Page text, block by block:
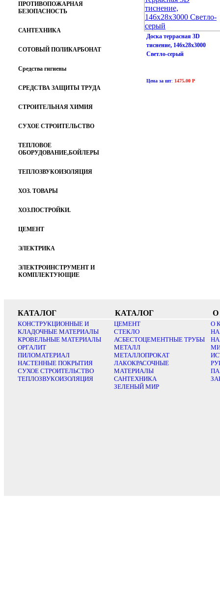
ПРОТИВОПОЖАРНАЯ
БЕЗОПАСНОСТЬ
САНТЕХНИКА
СОТОВЫЙ ПОЛИКАРБОНАТ
Средства гигиены
СРЕДСТВА ЗАЩИТЫ ТРУДА
СТРОИТЕЛЬНАЯ ХИМИЯ
СУХОЕ СТРОИТЕЛЬСТВО
ТЕПЛОВОЕ
ОБОРУДОВАНИЕ,БОЙЛЕРЫ
ТЕПЛОЗВУКОИЗОЛЯЦИЯ
ХОЗ. ТОВАРЫ
ХОЗ.ПОСТРОЙКИ.
ЦЕМЕНТ
ЭЛЕКТРИКА
ЭЛЕКТРОИНСТРУМЕНТ И
КОМПЛЕКТУЮЩИЕ
Доска террасная 3D
тиснение, 146х28х3000
Светло-серый
Цена за шт: 1475.00 Р
КАТАЛОГ КАТАЛОГ О
КОНСТРУКЦИОННЫЕ И
КЛАДОЧНЫЕ МАТЕРИАЛЫ
КРОВЕЛЬНЫЕ МАТЕРИАЛЫ
ОРГАЛИТ
ПИЛОМАТЕРИАЛ
НАСТЕННЫЕ ПОКРЫТИЯ
СУХОЕ СТРОИТЕЛЬСТВО
ТЕПЛОЗВУКОИЗОЛЯЦИЯ
ЦЕМЕНТ
СТЕКЛО
АСБЕСТОЦЕМЕНТНЫЕ ТРУБЫ
МЕТАЛЛ
МЕТАЛЛОПРОКАТ
ЛАКОКРАСОЧНЫЕ
МАТЕРИАЛЫ
САНТЕХНИКА
ЗЕЛЕНЫЙ МИР
О